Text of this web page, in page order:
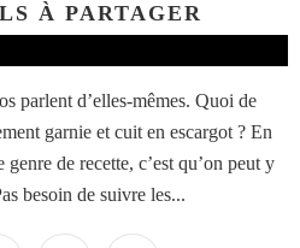
À PARTAGER
parlent d’elles-mêmes. Quoi de
garnie et cuit en escargot ? En
de recette, c’est qu’on peut y
besoin de suivre les...